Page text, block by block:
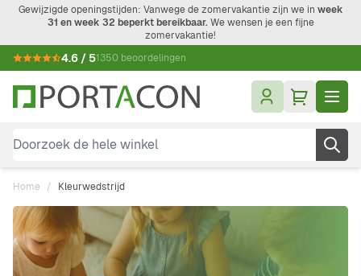
Ga naar de inhoud
Gewijzigde openingstijden: Vanwege de zomervakantie zijn we in week
31 en week 32 beperkt bereikbaar.We wensen je een fijne
zomervakantie!
4.6 / 51350 beoordelingen
Doorzoek de hele winkel
Home / Kleurwedstrijd